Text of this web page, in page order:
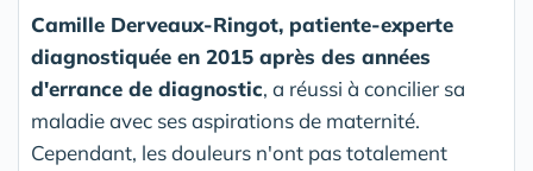
Camille Derveaux-Ringot, patiente-experte
diagnostiquée en 2015 après des années
d'errance de diagnostic, a réussi à concilier sa
maladie avec ses aspirations de maternité.
Cependant, les douleurs n'ont pas totalement